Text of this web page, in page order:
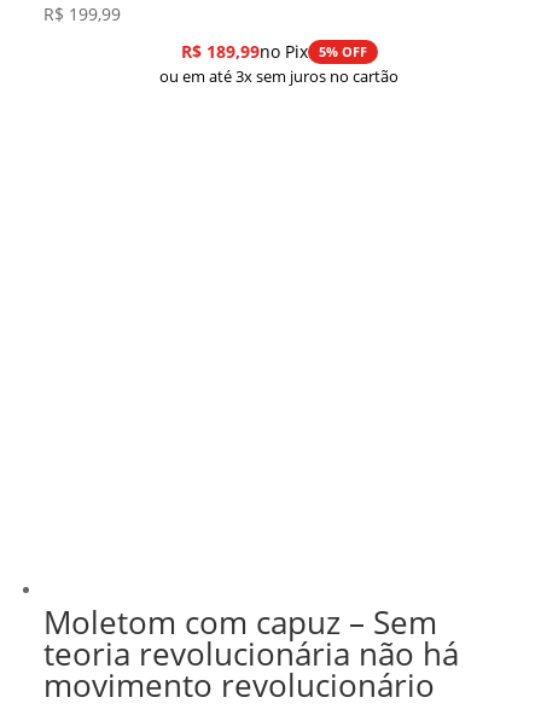
R$ 199,99
R$189,99no Pix 5% OFF
ou em até 3x sem juros no cartão
Moletom com capuz – Sem
teoria revolucionária não há
movimento revolucionário